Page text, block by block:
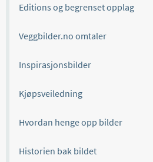
Editions og begrenset opplag
Veggbilder.no omtaler
Inspirasjonsbilder
Kjøpsveiledning
Hvordan henge opp bilder
Historien bak bildet